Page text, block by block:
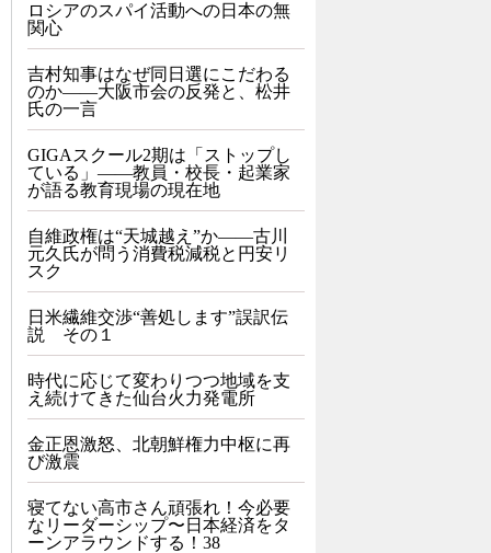
ロシアのスパイ活動への日本の無
関心
吉村知事はなぜ同日選にこだわる
のか――大阪市会の反発と、松井
氏の一言
GIGAスクール2期は「ストップし
ている」——教員・校長・起業家
が語る教育現場の現在地
自維政権は“天城越え”か――古川
元久氏が問う消費税減税と円安リ
スク
日米繊維交渉“善処します”誤訳伝
説 その１
時代に応じて変わりつつ地域を支
え続けてきた仙台火力発電所
金正恩激怒、北朝鮮権力中枢に再
び激震
寝てない高市さん頑張れ！今必要
なリーダーシップ〜日本経済をタ
ーンアラウンドする！38